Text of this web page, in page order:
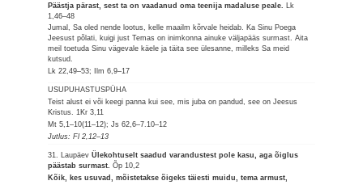
Päästja pärast, sest ta on vaadanud oma teenija madaluse peale.
Lk
1,46–48
Jumal, Sa oled nende lootus, kelle maailm kõrvale heidab. Ka Sinu Poega
Jeesust põlati, kuigi just Temas on inimkonna ainuke väljapääs surmast. Aita
meil toetuda Sinu vägevale käele ja täita see ülesanne, milleks Sa meid
kutsud.
Lk 22,49–53; Ilm 6,9–17
USUPUHASTUSPÜHA
Teist alust ei või keegi panna kui see, mis juba on pandud, see on Jeesus
Kristus.1Kr 3,11
Mt 5,1–10(11–12); Js 62,6–7.10–12
Jutlus: Fl 2,12–13
31. LaupäevÜlekohtuselt saadud varandustest pole kasu, aga õiglus
päästab surmast.Õp 10,2
Kõik, kes usuvad, mõistetakse õigeks täiesti muidu, tema armust,